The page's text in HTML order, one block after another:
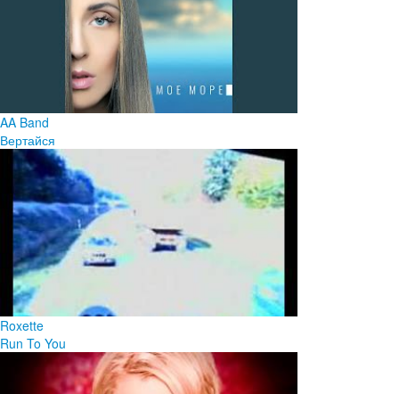
AA Band
Вертайся
Roxette
Run To You